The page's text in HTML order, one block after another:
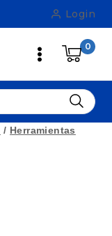
Login
0
/ Herramientas